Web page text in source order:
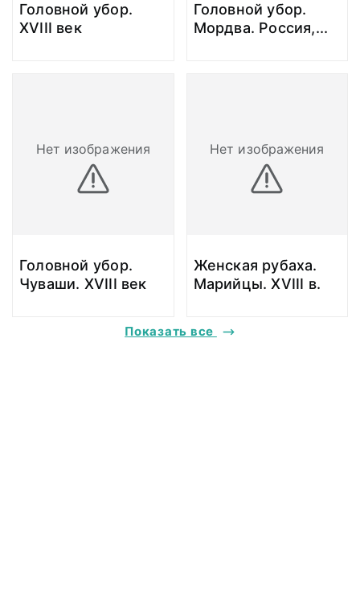
Головной убор.
XVIII век
Головной убор.
Мордва. Россия,...
Нет изображения
Головной убор.
Чуваши. XVIII век
Нет изображения
Женская рубаха.
Марийцы. XVIII в.
Показать все